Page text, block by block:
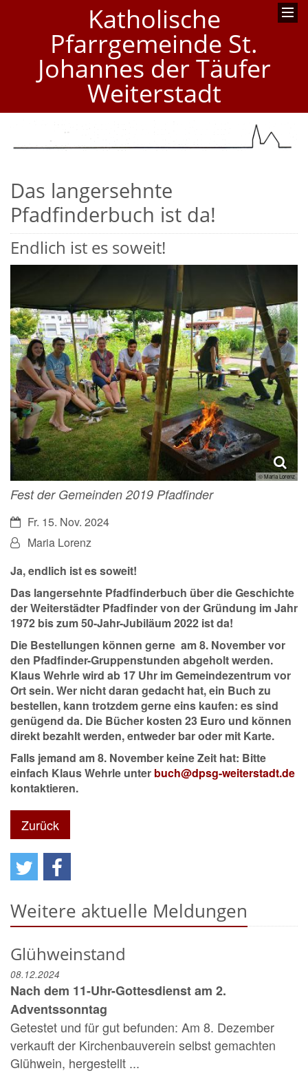
Katholische
Pfarrgemeinde St.
Johannes der Täufer
Weiterstadt
Das langersehnte
Pfadfinderbuch ist da!
Endlich ist es soweit!
© Maria Lorenz
Fest der Gemeinden 2019 Pfadfinder
Datum:Fr. 15. Nov. 2024
Von:Maria Lorenz
Ja, endlich ist es soweit!
Das langersehnte Pfadfinderbuch über die Geschichte
der Weiterstädter Pfadfinder von der Gründung im Jahr
1972 bis zum 50-Jahr-Jubiläum 2022 ist da!
Die Bestellungen können gerne am 8. November vor
den Pfadfinder-Gruppenstunden abgeholt werden.
Klaus Wehrle wird ab 17 Uhr im Gemeindezentrum vor
Ort sein. Wer nicht daran gedacht hat, ein Buch zu
bestellen, kann trotzdem gerne eins kaufen: es sind
genügend da. Die Bücher kosten 23 Euro und können
direkt bezahlt werden, entweder bar oder mit Karte.
Falls jemand am 8. November keine Zeit hat: Bitte
einfach Klaus Wehrle unter buch@dpsg-weiterstadt.de
kontaktieren.
Zurück
Weitere aktuelle Meldungen
Glühweinstand
08.12.2024
Nach dem 11-Uhr-Gottesdienst am 2.
Adventssonntag
Getestet und für gut befunden: Am 8. Dezember
verkauft der Kirchenbauverein selbst gemachten
Glühwein, hergestellt ...